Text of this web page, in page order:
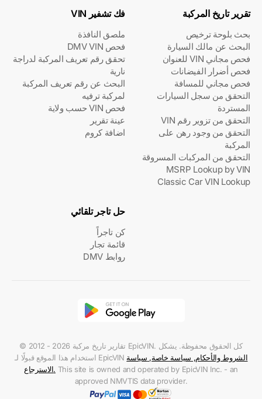
فك تشفير VIN
ملصق النافذة
فحص DMV VIN
تحقق رقم تعريف المركبة لدراجة
نارية
البحث عن رقم تعريف المركبة
لمركبة ترفيه
فحص VIN حسب ولاية
عينة تقرير
اضافة كروم
تقرير تاريخ المركبة
بحث بلوحة ترخيص
البحث عن مالك السيارة
فحص مجاني VIN للعنوان
فحص أضرار الفيضانات
فحص مجاني للمسافة
التحقق من سجل السيارات
المستردة
التحقق من تزوير رقم VIN
التحقق من وجود رهن على
المركبة
التحقق من المركبات المسروقة
MSRP Lookup by VIN
Classic Car VIN Lookup
حل تاجر تلقائي
كن تاجراً
قائمة تجار
روابط DMV
© 2012 - 2026 تقارير تاريخ مركبة EpicVIN. كل الحقوق محفوظة. يشكل
استخدام هذا الموقع قبولًا لـ EpicVIN
الشروط والأحكام, سياسة خاصة, سياسة
الاسترجاع. This site is owned and operated by EpicVIN Inc. - an
approved NMVTIS data provider.